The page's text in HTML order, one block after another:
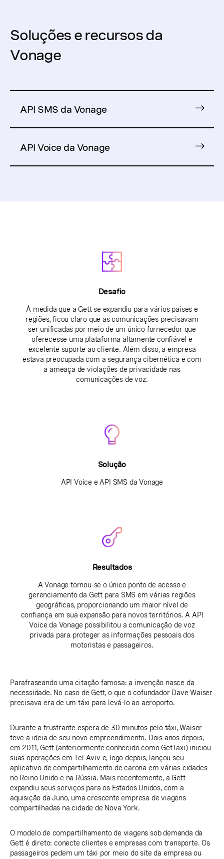
Soluções e recursos da
Vonage
API SMS da Vonage
API Voice da Vonage
Desafio
À medida que a Gett se expandiu para vários países e
regiões, ficou claro que as comunicações precisavam
ser unificadas por meio de um único fornecedor que
oferecesse uma plataforma altamente confiável e
excelente suporte ao cliente. Além disso, a empresa
estava preocupada com a segurança cibernética e com
a ameaça de violações de privacidade nas
comunicações de voz.
Solução
API Voice e API SMS da Vonage
Resultados
A Vonage tornou-se o único ponto de acesso e
gerenciamento da Gett para SMS em várias regiões
geográficas, proporcionando um maior nível de
confiança em sua expansão para novos territórios. A API
Voice da Vonage possibilitou a comunicação de voz
privada para proteger as informações pessoais dos
motoristas e passageiros.
Parafraseando uma citação famosa: a invenção nasce da
necessidade. No caso de Gett, o que o cofundador Dave Waiser
precisava era de um táxi para levá-lo ao aeroporto.
Durante a frustrante espera de 30 minutos pelo táxi, Waiser
teve a ideia de seu novo empreendimento. Dois anos depois,
em 2011,Gett(anteriormente conhecido como GetTaxi) iniciou
suas operações em Tel Aviv e, logo depois, lançou seu
aplicativo de compartilhamento de carona em várias cidades
no Reino Unido e na Rússia. Mais recentemente, a Gett
expandiu seus serviços para os Estados Unidos, com a
aquisição da Juno, uma crescente empresa de viagens
compartilhadas na cidade de Nova York.
O modelo de compartilhamento de viagens sob demanda da
Gett é direto: conecte clientes e empresas com transporte. Os
passageiros pedem um táxi por meio do site da empresa ou